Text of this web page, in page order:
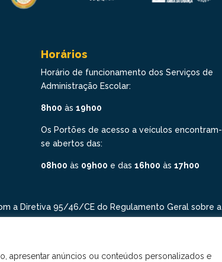
apresentar anúncios ou conteúdos personalizados e
Horários
Horário de funcionamento dos Serviços de
Administração Escolar:
8h00 às 19h00
Os Portões de acesso a veículos encontram-
se abertos das:
08h00 às 09h00 e das 16h00 às 17h00
a Diretiva 95/46/CE do Regulamento Geral sobre a
os direitos revervados. Conheça a nossa Política